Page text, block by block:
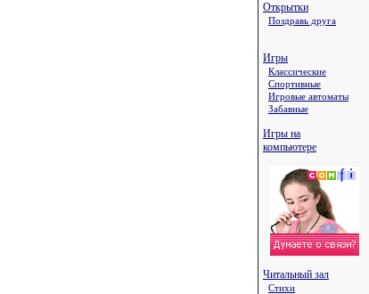
Открытки
Поздравь друга
Игры
Классические
Спортивные
Игровые автоматы
Забавные
Игры на
компьютере
Читальный зал
Стихи